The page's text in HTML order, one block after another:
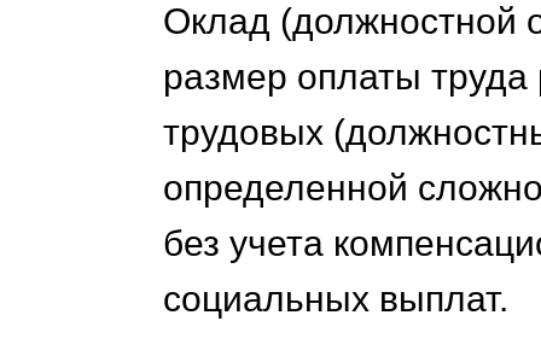
Оклад (должностной
размер оплаты труда
трудовых
определенной
без учета
социальных выплат.